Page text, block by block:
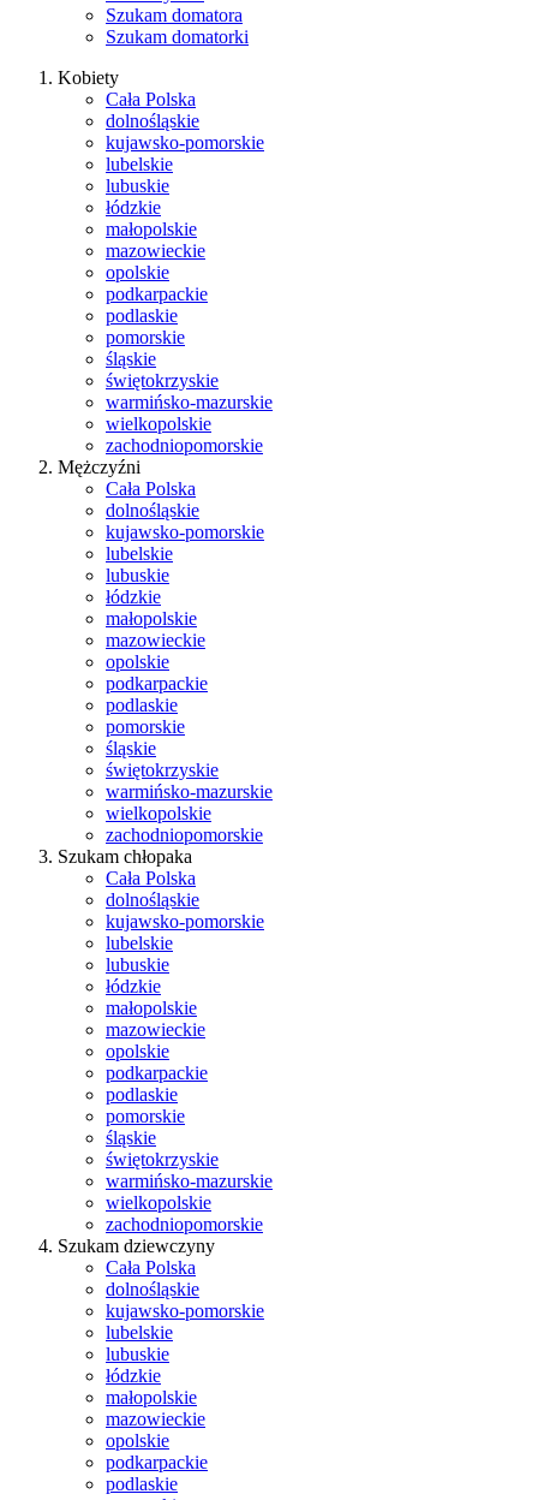
Szukam domatora
Szukam domatorki
Kobiety
Cała Polska
dolnośląskie
kujawsko-pomorskie
lubelskie
lubuskie
łódzkie
małopolskie
mazowieckie
opolskie
podkarpackie
podlaskie
pomorskie
śląskie
świętokrzyskie
warmińsko-mazurskie
wielkopolskie
zachodniopomorskie
Mężczyźni
Cała Polska
dolnośląskie
kujawsko-pomorskie
lubelskie
lubuskie
łódzkie
małopolskie
mazowieckie
opolskie
podkarpackie
podlaskie
pomorskie
śląskie
świętokrzyskie
warmińsko-mazurskie
wielkopolskie
zachodniopomorskie
Szukam chłopaka
Cała Polska
dolnośląskie
kujawsko-pomorskie
lubelskie
lubuskie
łódzkie
małopolskie
mazowieckie
opolskie
podkarpackie
podlaskie
pomorskie
śląskie
świętokrzyskie
warmińsko-mazurskie
wielkopolskie
zachodniopomorskie
Szukam dziewczyny
Cała Polska
dolnośląskie
kujawsko-pomorskie
lubelskie
lubuskie
łódzkie
małopolskie
mazowieckie
opolskie
podkarpackie
podlaskie